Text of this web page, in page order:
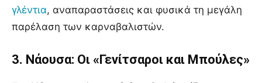
γλέντια, αναπαραστάσεις και φυσικά τη μεγάλη
παρέλαση των καρναβαλιστών.
3. Νάουσα: Οι «Γενίτσαροι και Μπούλες»